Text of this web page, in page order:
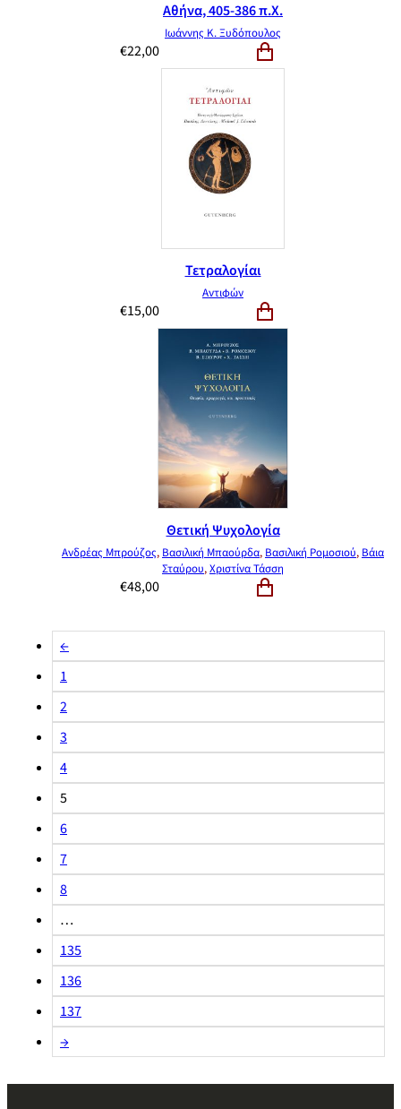
Αθήνα, 405-386 π.Χ.
Ιωάννης Κ. Ξυδόπουλος
€22,00
Τετραλογίαι
Αντιφών
€15,00
Θετική Ψυχολογία
Ανδρέας Μπρούζος, Βασιλική Μπαούρδα, Βασιλική Ρομοσιού, Βάια
Σταύρου,Χριστίνα Τάσση
€48,00
←
1
2
3
4
5
6
7
8
…
135
136
137
→